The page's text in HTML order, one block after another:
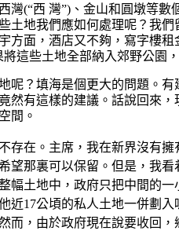
灣(“西 灣”)、金山和圓墩等
土地我們應如何處理呢？我
方面，酒店又不夠，寫字樓
這些土地全部納入郊野公園
呢？填海是個更大的問題。
然有這樣的建議。話說回來
間。
存在。主席，我在新界沒有
望那裏可以保留。但是，我
幅土地中，政府只把中間的
近17公頃的私人土地一併劃
而，由於政府現在說要收回